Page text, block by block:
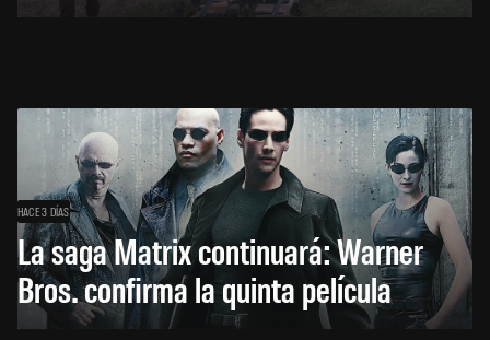
HACE 3 DÍAS
La saga Matrix continuará: Warner
Bros. confirma la quinta película